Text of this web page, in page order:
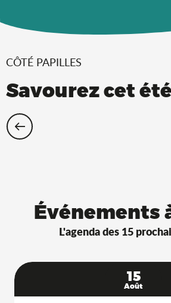
CÔTÉ PAPILLES
Savourez cet
terrasse à l’ombre !
Événements
L'agenda des 15
15
Août